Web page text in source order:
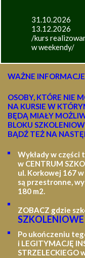
31.10.2026
13.12.2026
/kurs
w weekendy/
WAŻNE
OSOBY, KTÓRE NIE
NA KURSIE W
BĘDĄ MIAŁY
BLOKU
BĄDŹ TEŻ NA
Wykłady w
w CENTRUM
ul. Korkowej 167
są przestronne,
180 m2.
ZOBACZ gdzie
Po ukończeniu
i LEGITYMACJĘ
STRZELECKIEGO